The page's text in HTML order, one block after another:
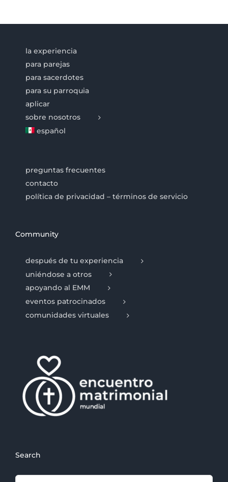
la experiencia
para parejas
para sacerdotes
para su parroquia
aplicar
sobre nosotros
español
preguntas frecuentes
contacto
política de privacidad – términos de servicio
Community
después de tu experiencia
uniéndose a otros
apoyando al EMM
eventos patrocinados
comunidades virtuales
Search